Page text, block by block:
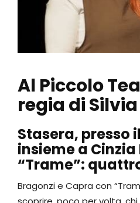
Al Piccolo
regia di
Stasera, presso
insieme a
“Trame”:
Bragonzi e Capra con